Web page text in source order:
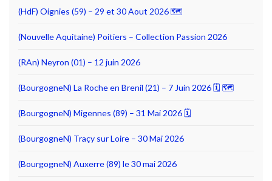
(HdF) Oignies (59) – 29 et 30 Aout 2026 🗺
(Nouvelle Aquitaine) Poitiers – Collection Passion 2026
(RAn) Neyron (01) – 12 juin 2026
(BourgogneN) La Roche en Brenil (21) – 7 Juin 2026 🗓 🗺
(BourgogneN) Migennes (89) – 31 Mai 2026 🗓
(BourgogneN) Traçy sur Loire – 30 Mai 2026
(BourgogneN) Auxerre (89) le 30 mai 2026